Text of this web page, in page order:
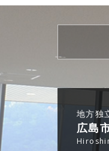
地方独
広島